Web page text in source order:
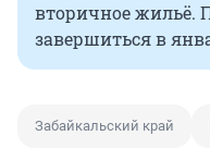
вторичное жильё.
завершиться в
Забайкальский край